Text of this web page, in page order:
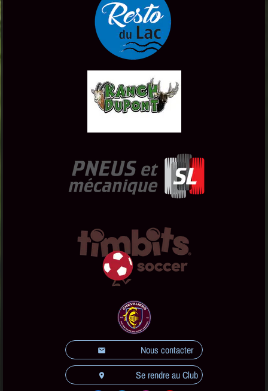
email Nous contacter
location_on Se rendre au Club